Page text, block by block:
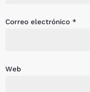
Correo electrónico *
Web